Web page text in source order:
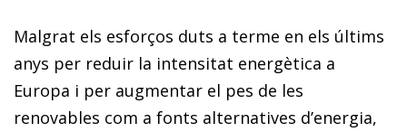
Malgrat els esforços duts a terme en els últims
anys per reduir la intensitat energètica a
Europa i per augmentar el pes de les
renovables com a fonts alternatives d’energia,